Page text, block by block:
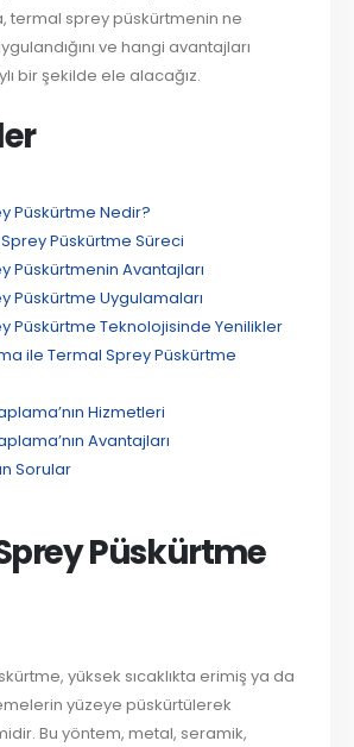
termal sprey püskürtmenin ne
ve hangi avantajları
bir şekilde ele alacağız.
Püskürtme Nedir?
Püskürtme Süreci
Püskürtmenin Avantajları
Püskürtme Uygulamaları
Püskürtme Teknolojisinde Yenilikler
ile Termal Sprey Püskürtme
Hizmetleri
Avantajları
Sorular
Püskürtme
yüksek sıcaklıkta erimiş ya da
yüzeye püskürtülerek
Bu yöntem, metal, seramik,